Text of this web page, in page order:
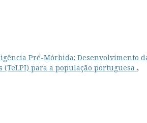
Pré-Mórbida: Desenvolvimento
para a população portuguesa ,